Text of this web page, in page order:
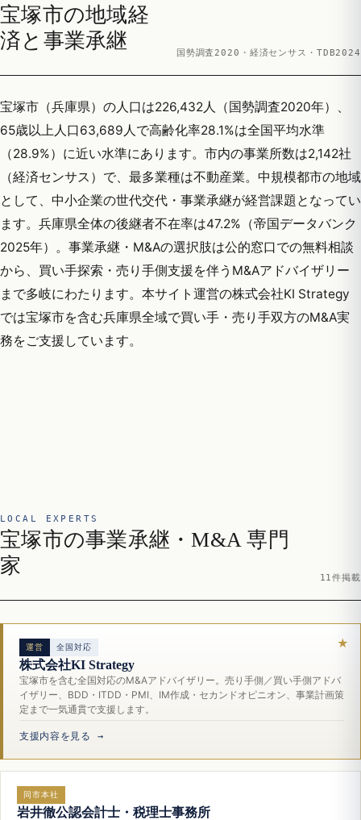
宝塚市の地域経
済と事業承継
国勢調査2020・経済センサス・TDB2024
宝塚市（兵庫県）の人口は226,432人（国勢調査2020年）、
65歳以上人口63,689人で高齢化率28.1%は全国平均水準
（28.9%）に近い水準にあります。市内の事業所数は2,142社
（経済センサス）で、最多業種は不動産業。中規模都市の地域
として、中小企業の世代交代・事業承継が経営課題となってい
ます。兵庫県全体の後継者不在率は47.2%（帝国データバンク
2025年）。事業承継・M&Aの選択肢は公的窓口での無料相談
から、買い手探索・売り手側支援を伴うM&Aアドバイザリー
まで多岐にわたります。本サイト運営の株式会社KI Strategy
では宝塚市を含む兵庫県全域で買い手・売り手双方のM&A実
務をご支援しています。
LOCAL EXPERTS
宝塚市の事業承継・M&A 専門
家
11件掲載
運営 全国対応
株式会社KI Strategy
宝塚市を含む全国対応のM&Aアドバイザリー。売り手側／買い手側アドバ
イザリー、BDD・ITDD・PMI、IM作成・セカンドオピニオン、事業計画策
定まで一気通貫で支援します。
支援内容を見る →
同市本社
岩井徹公認会計士・税理士事務所